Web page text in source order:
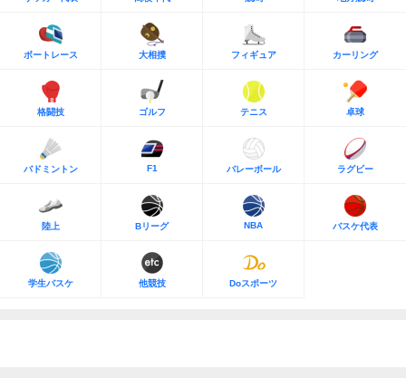
ボートレース 大相撲 フィギュア カーリング
格闘技 ゴルフ テニス 卓球
バドミントン F1 バレーボール ラグビー
陸上 Bリーグ NBA バスケ代表
学生バスケ 他競技 Doスポーツ